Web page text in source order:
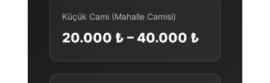
Küçük Cami (Mahalle Camisi)
20.000 ₺ – 40.000 ₺